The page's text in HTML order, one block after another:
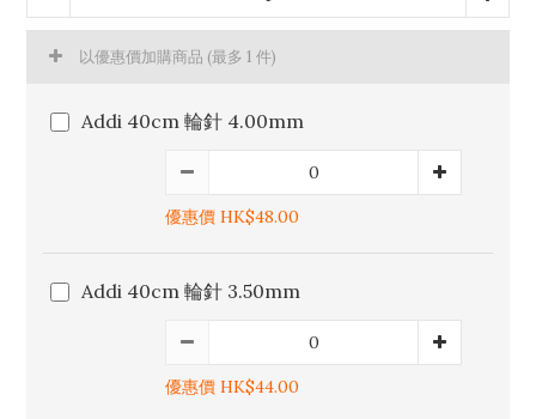
以優惠價加購商品 (最多 1 件)
Addi 40cm 輪針 4.00mm
優惠價 HK$48.00
Addi 40cm 輪針 3.50mm
優惠價 HK$44.00